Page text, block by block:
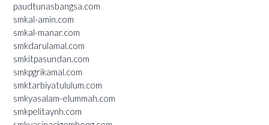
paudtunasbangsa.com
smkal-amin.com
smkal-manar.com
smkdarulamal.com
smkitpasundan.com
smkpgrikamal.com
smktarbiyatululum.com
smkyasalam-elummah.com
smkpelitaynh.com